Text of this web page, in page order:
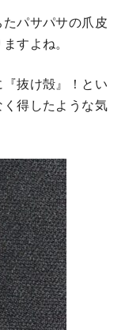
パサパサの爪皮
すよね。
抜け殻』！とい
得したような気